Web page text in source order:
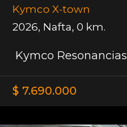
Kymco X-town
2026, Nafta, 0 km.
Kymco Resonancias
$ 7.690.000